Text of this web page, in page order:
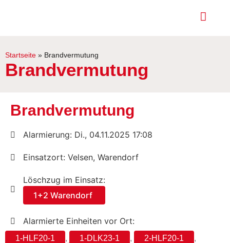
Startseite » Brandvermutung
Brandvermutung
Brandvermutung
Alarmierung: Di., 04.11.2025 17:08
Einsatzort: Velsen, Warendorf
Löschzug im Einsatz:
1+2 Warendorf
Alarmierte Einheiten vor Ort:
1-HLF20-1 , 1-DLK23-1 , 2-HLF20-1
,